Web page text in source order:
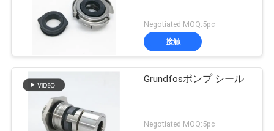
Negotiated MOQ:5pc
接触
Grundfosポンプ シール
Negotiated MOQ:5pc